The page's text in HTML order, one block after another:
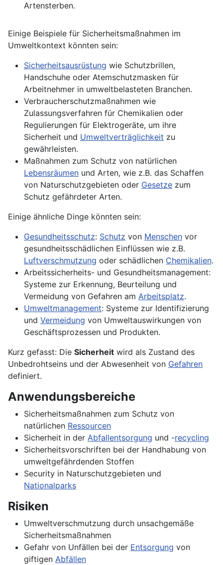
Artensterben.
Einige Beispiele für Sicherheitsmaßnahmen im
Umweltkontext könnten sein:
Sicherheitsausrüstung wie Schutzbrillen,
Handschuhe oder Atemschutzmasken für
Arbeitnehmer in umweltbelasteten Branchen.
Verbraucherschutzmaßnahmen wie
Zulassungsverfahren für Chemikalien oder
Regulierungen für Elektrogeräte, um ihre
Sicherheit und Umweltverträglichkeit zu
gewährleisten.
Maßnahmen zum Schutz von natürlichen
Lebensräumen und Arten, wie z.B. das Schaffen
von Naturschutzgebieten oder Gesetze zum
Schutz gefährdeter Arten.
Einige ähnliche Dinge könnten sein:
Gesundheitsschutz: Schutz von Menschen vor
gesundheitsschädlichen Einflüssen wie z.B.
Luftverschmutzung oder schädlichen Chemikalien.
Arbeitssicherheits- und Gesundheitsmanagement:
Systeme zur Erkennung, Beurteilung und
Vermeidung von Gefahren am Arbeitsplatz.
Umweltmanagement: Systeme zur Identifizierung
und Vermeidung von Umweltauswirkungen von
Geschäftsprozessen und Produkten.
Kurz gefasst: Die Sicherheit wird als Zustand des
Unbedrohtseins und der Abwesenheit von Gefahren
definiert.
Anwendungsbereiche
Sicherheitsmaßnahmen zum Schutz von
natürlichen Ressourcen
Sicherheit in der Abfallentsorgung und -recycling
Sicherheitsvorschriften bei der Handhabung von
umweltgefährdenden Stoffen
Security in Naturschutzgebieten und
Nationalparks
Risiken
Umweltverschmutzung durch unsachgemäße
Sicherheitsmaßnahmen
Gefahr von Unfällen bei der Entsorgung von
giftigen Abfällen